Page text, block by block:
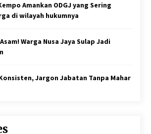
Amankan ODGJ yang Sering
di wilayah hukumnya
Warga Nusa Jaya Sulap Jadi
Jargon Jabatan Tanpa Mahar